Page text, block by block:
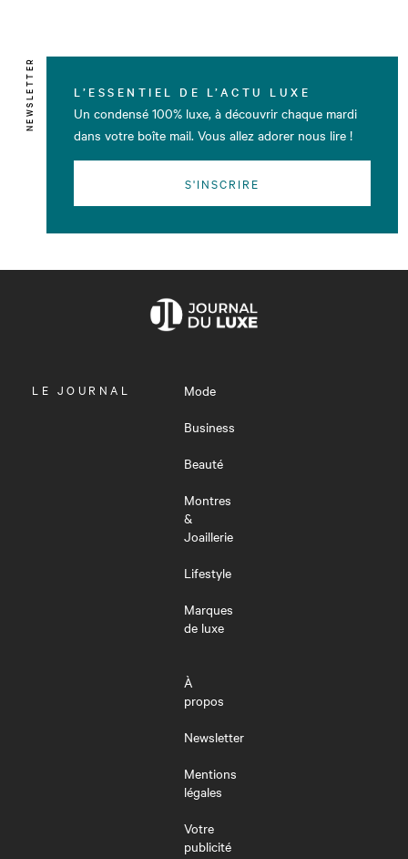
NEWSLETTER L’ESSENTIEL DE L’ACTU LUXE
Un condensé 100% luxe, à découvrir chaque mardi
dans votre boîte mail. Vous allez adorer nous lire !
S'INSCRIRE
OUVRIR
LE JOURNAL
Mode
Business
Beauté
Montres
&
Joaillerie
Lifestyle
Marques
de luxe
À
propos
Newsletter
Mentions
légales
Votre
publicité